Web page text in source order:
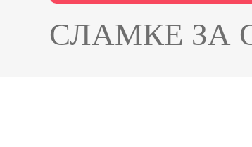
СЛАМКЕ ЗА